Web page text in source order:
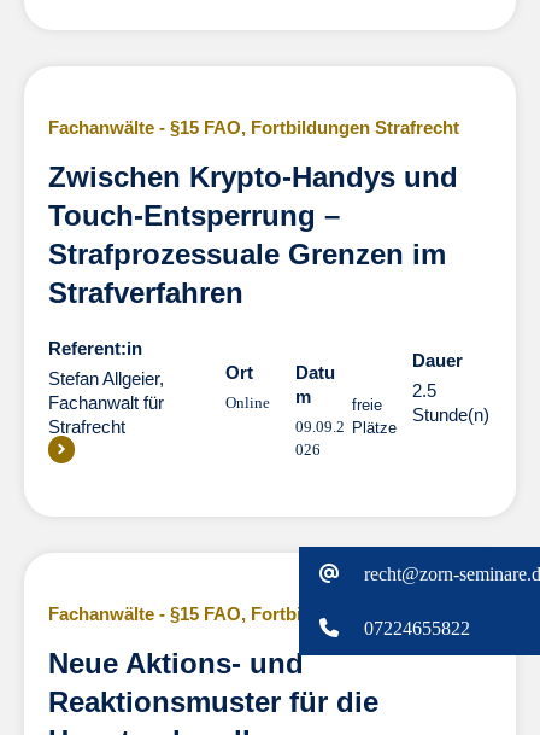
Fachanwälte - §15 FAO, Fortbildungen Strafrecht
Zwischen Krypto-Handys und
Touch-Entsperrung –
Strafprozessuale Grenzen im
Strafverfahren
Referent:in
Stefan Allgeier,
Fachanwalt für
Strafrecht
Ort
Online
Datu
m
09.09.2
026
freie
Plätze
Dauer
2.5
Stunde(n)
Durchführungsgarantie
Fachanwälte - §15 FAO, Fortbildungen Strafrecht
Neue Aktions- und
Reaktionsmuster für die
recht@zorn-
07224655822